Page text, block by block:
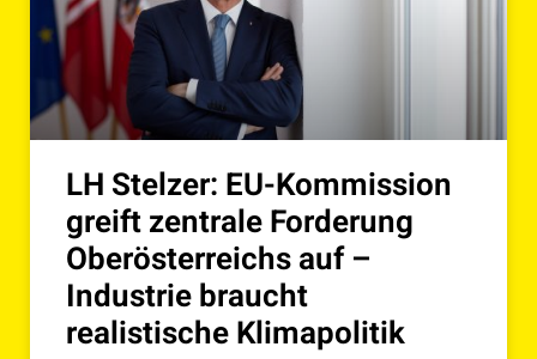
LH Stelzer: EU-Kommission
greift zentrale Forderung
Oberösterreichs auf –
Industrie braucht
realistische Klimapolitik